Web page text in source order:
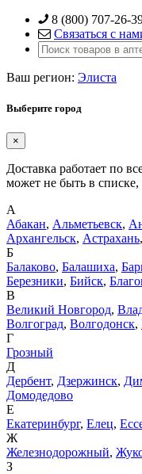
Skip
content
8 (800) 707-26-
Связаться с
Ваш регион: Элиста
Выберите город
×
Доставка работает по
может не быть в
А
Абакан, Альметьевск,
Архангельск, Астрахань,
Б
Балаково, Балашиха,
Березники, Бийск,
В
Великий Новгород,
Волгоград, Волгодонск,
Г
Грозный
Д
Дербент, Дзержинск,
Домодедово
Е
Екатеринбург, Елец,
Ж
Железнодорожный,
З